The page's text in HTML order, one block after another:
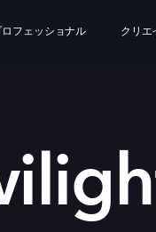
ロフェッショナル クリエ